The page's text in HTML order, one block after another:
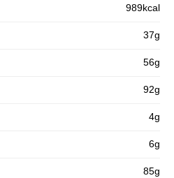
989kcal
37g
56g
92g
4g
6g
85g